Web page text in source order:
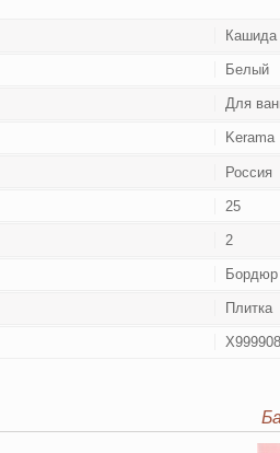
Кашида
Белый
Для
Kerama
Россия
25
2
Бордюр
Плитка